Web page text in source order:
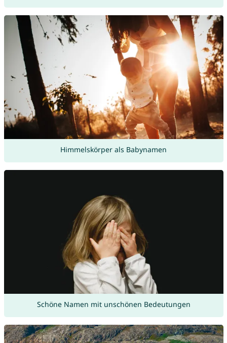
Himmelskörper als Babynamen
Schöne Namen mit unschönen Bedeutungen